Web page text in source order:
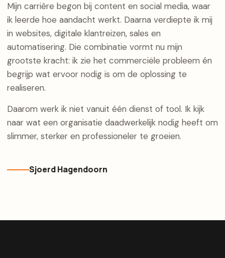
Mijn carrière begon bij content en social media, waar
ik leerde hoe aandacht werkt. Daarna verdiepte ik mij
in websites, digitale klantreizen, sales en
automatisering. Die combinatie vormt nu mijn
grootste kracht: ik zie het commerciële probleem én
begrijp wat ervoor nodig is om de oplossing te
realiseren.
Daarom werk ik niet vanuit één dienst of tool. Ik kijk
naar wat een organisatie daadwerkelijk nodig heeft om
slimmer, sterker en professioneler te groeien.
Sjoerd Hagendoorn